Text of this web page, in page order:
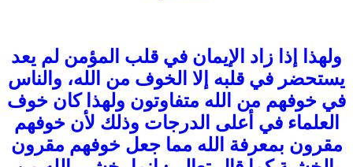
ولهذا إذا زاد الإيمان في قلب المؤمن لم يعد
يستحضر في قلبه إلا الخوف من الله، والناس
في خوفهم من الله متفاوتون ولهذا كان خوف
العلماء في أعلى الدرجات وذلك لأن خوفهم
مقرون بمعرفة الله مما جعل خوفهم مقرون